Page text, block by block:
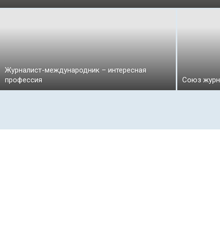
Журналист-международник – интересная
профессия
Союз